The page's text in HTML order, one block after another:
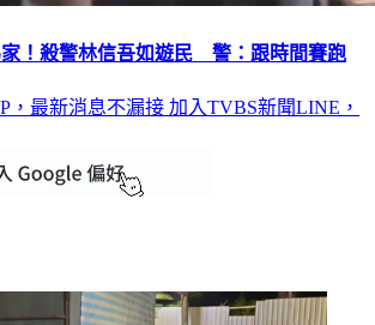
！殺警林信吾如遊民 警：跟時間賽跑
，最新消息不漏接 加入TVBS新聞LINE，